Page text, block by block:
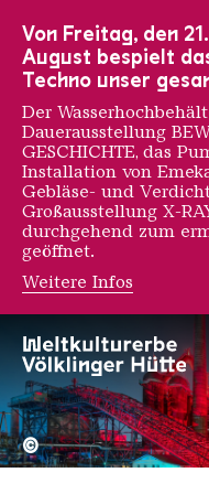
Rosalind
©
Von Freitag, den
August bespielt
Techno unser
Der
Dauerausstellung
GESCHICHTE, das
Installation von
Gebläse- und
Großausstellung X-
durchgehend zum
geöffnet.
Weitere Infos